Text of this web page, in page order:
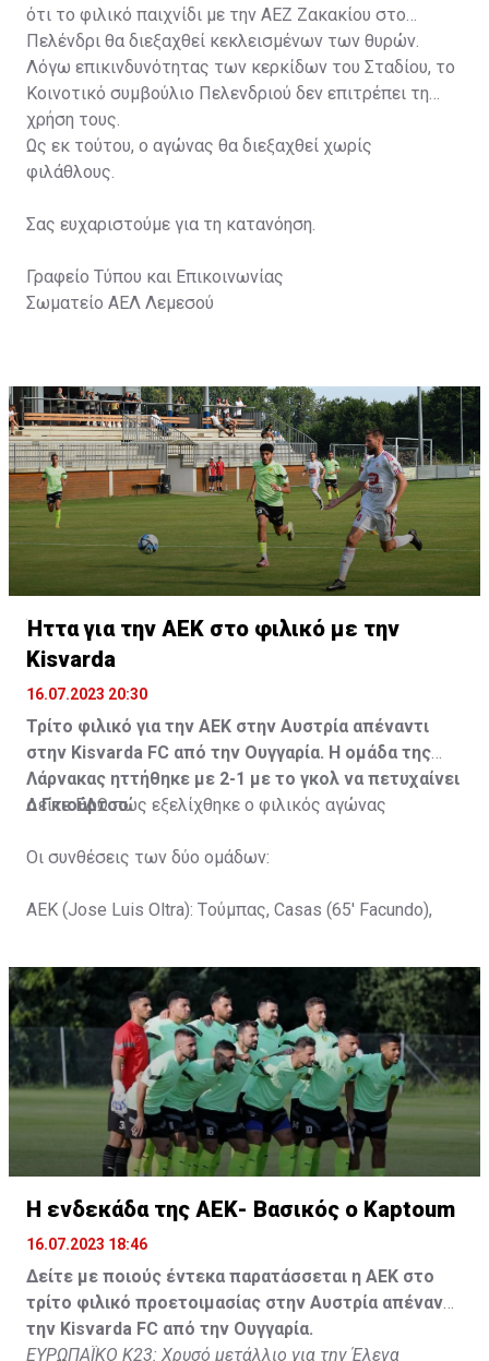
ότι το φιλικό παιχνίδι με την ΑΕΖ Ζακακίου στο
Πελένδρι θα διεξαχθεί κεκλεισμένων των θυρών.
Λόγω επικινδυνότητας των κερκίδων του Σταδίου, το
Κοινοτικό συμβούλιο Πελενδριού δεν επιτρέπει τη
χρήση τους.
Ως εκ τούτου, ο αγώνας θα διεξαχθεί χωρίς
φιλάθλους.
Σας ευχαριστούμε για τη κατανόηση.
Γραφείο Τύπου και Επικοινωνίας
Σωματείο ΑΕΛ Λεμεσού
Ήττα για την ΑΕΚ στο φιλικό με την
Kisvarda
16.07.2023 20:30
Τρίτο φιλικό για την ΑΕΚ στην Αυστρία απέναντι
στην Kisvarda FC από την Ουγγαρία. Η ομάδα της
Λάρνακας ηττήθηκε με 2-1 με το γκολ να πετυχαίνει
ο Γκιούρτσο.
ΔείτεΕΔΩπώς εξελίχθηκε ο φιλικός αγώνας
Οι συνθέσεις των δύο ομάδων:
ΑΕΚ (Jose Luis Oltra): Tούμπας, Casas (65' Facundo),
Tomovic), Aνδρέου (65' Angel) , Κωνσταντή (65' Sol),
Τζιωρτζής (65' Faraj), Κατελάρης (65' Milicevic).
Στον πάγκο: Piric, Στυλιανίδης, Tomovic, Καψής, Sol,
Faraj, Lopes, Angel, Milicevic, Pons, Εγγλέζου, Facundo,
Gonzalez, Guyrcso, Μάμας.
Κisvarda FC (Milos Kruscic): Kovacs, Navratil, Raul, Szor,
Lippai, Alic, Kormendi, Makowski, Czekus, Ilievski,
Spasic.
Στον πάγκο: Petkovic, Cipetic, Kovasic, Jovicic, Szeles,
Vida, Otvos, Lucas, Camas, Mesanovic.
H ενδεκάδα της ΑΕΚ- Βασικός ο Kaptoum
16.07.2023 18:46
Δείτε με ποιούς έντεκα παρατάσσεται η ΑΕΚ στο
τρίτο φιλικό προετοιμασίας στην Αυστρία απέναντι
την Kisvarda FC από την Ουγγαρία.
ΕΥΡΩΠΑΪΚΟ Κ23: Χρυσό μετάλλιο για την Έλενα